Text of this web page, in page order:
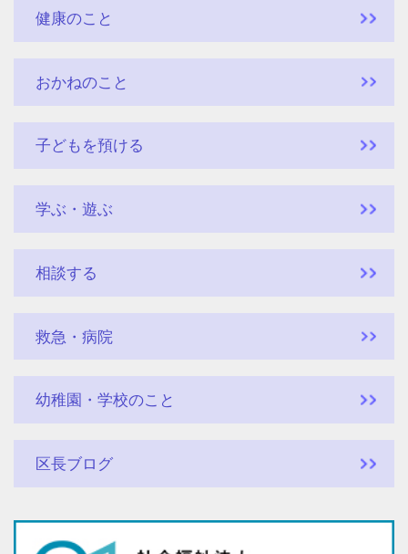
健康のこと
おかねのこと
子どもを預ける
学ぶ・遊ぶ
相談する
救急・病院
幼稚園・学校のこと
区長ブログ